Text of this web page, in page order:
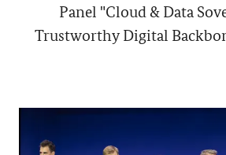
Panel "Cloud & Data
Trustworthy Digital